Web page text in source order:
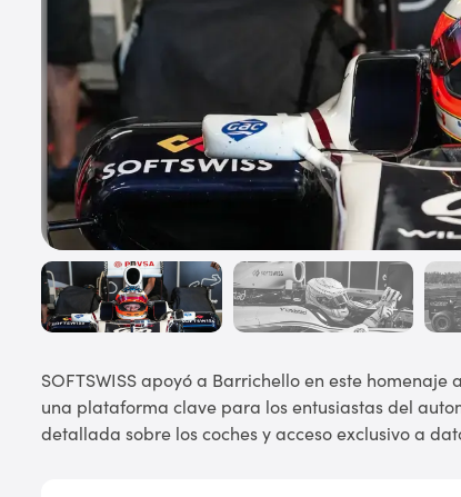
SOFTSWISS apoyó a Barrichello en este
una plataforma clave para los entusiastas del
detallada sobre los coches y acceso exclusivo a